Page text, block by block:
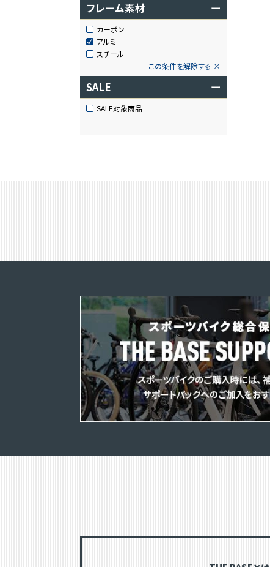
フレーム素材 ー
カーボン
アルミ
スチール
この条件を解除する
SALE ー
SALE対象商品